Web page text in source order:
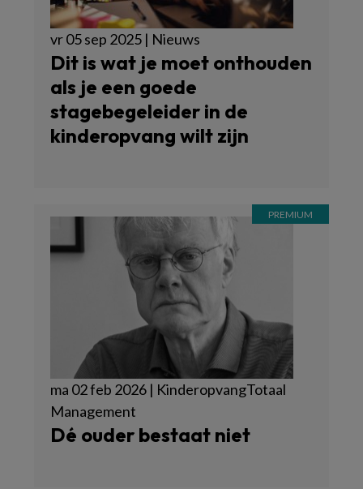
vr 05 sep 2025 | Nieuws
Dit is wat je moet onthouden
als je een goede
stagebegeleider in de
kinderopvang wilt zijn
ma 02 feb 2026 | KinderopvangTotaal
Management
Dé ouder bestaat niet